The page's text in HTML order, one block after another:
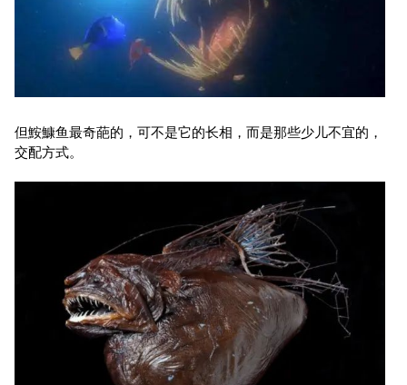
但鮟鱇鱼最奇葩的，可不是它的长相，而是那些少儿不宜的，
交配方式。